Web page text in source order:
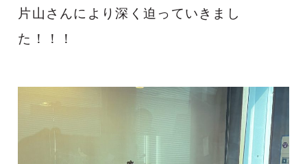
片山さんにより深く迫っていきまし
た！！！